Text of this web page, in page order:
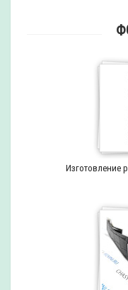
Изготовление